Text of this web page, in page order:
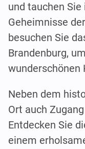
und tauchen
Geheimnisse
besuchen Sie
Brandenburg,
wunderschönen
Neben dem
Ort auch
Entdecken Sie
einem